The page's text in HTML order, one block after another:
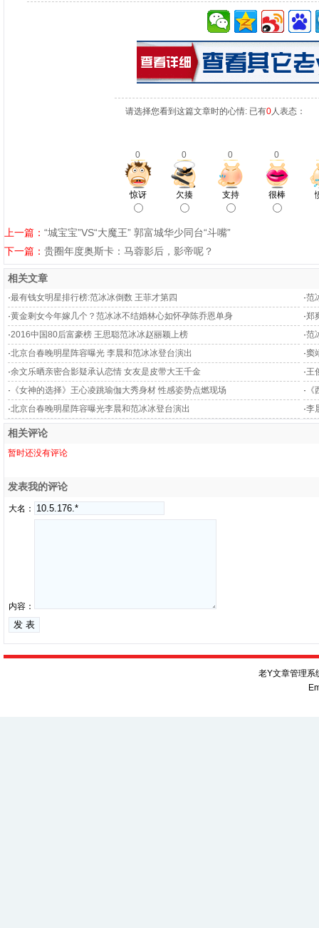
请选择您看到这篇文章时的心情: 已有0人表态：
0 0 0 0
惊讶 欠揍 支持 很棒
上一篇： “城宝宝”VS“大魔王” 郭富城华少同台“斗嘴”
下一篇： 贵圈年度奥斯卡：马蓉影后，影帝呢？
相关文章
·最有钱女明星排行榜:范冰冰倒数 王菲才第四 ·范
·黄金剩女今年嫁几个？范冰冰不结婚林心如怀孕陈乔恩单身 ·郑
·2016中国80后富豪榜 王思聪范冰冰赵丽颖上榜 ·范
·北京台春晚明星阵容曝光 李晨和范冰冰登台演出 ·窦
·余文乐晒亲密合影疑承认恋情 女友是皮带大王千金 ·王
· 《女神的选择》王心凌跳瑜伽大秀身材 性感姿势点燃现场 ·
·北京台春晚明星阵容曝光李晨和范冰冰登台演出 ·李
相关评论
暂时还没有评论
发表我的评论
大名：
内容：
老Y文章管理系